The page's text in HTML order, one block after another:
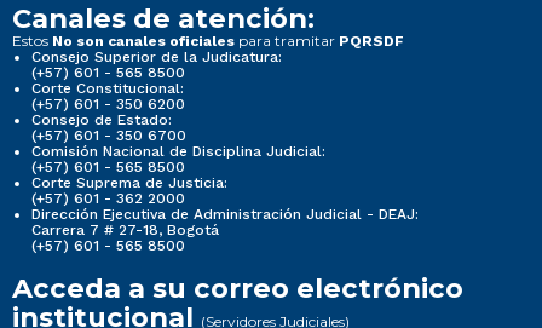
Canales de atención:
Estos No son canales oficiales para tramitar PQRSDF
Consejo Superior de la Judicatura:
(+57) 601 - 565 8500
Corte Constitucional:
(+57) 601 - 350 6200
Consejo de Estado:
(+57) 601 - 350 6700
Comisión Nacional de Disciplina Judicial:
(+57) 601 - 565 8500
Corte Suprema de Justicia:
(+57) 601 - 362 2000
Dirección Ejecutiva de Administración Judicial - DEAJ:
Carrera 7 # 27-18, Bogotá
(+57) 601 - 565 8500
Acceda a su correo electrónico
institucional (Servidores Judiciales)